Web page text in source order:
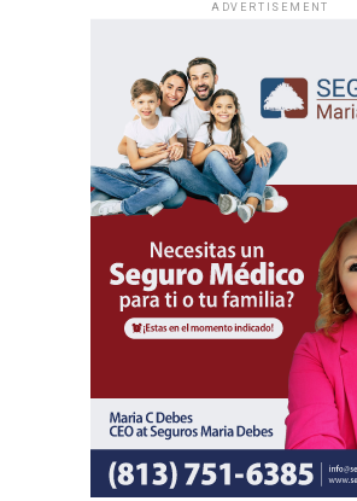
Por su parte, las Asambleas
permitiendo que personas de diversas
participen de un mismo contenido
Además del programa espiritual, los
internacionales participarán en
local y en oportunidades de
hermanos de distintas partes del
Al igual que las asambleas regionales,
las asambleas internacionales es
y no se realizan colectas de dinero.
La información oficial sobre fechas,
completo de las Asambleas
está disponible en JW.ORG.
ADVERTISEMENT